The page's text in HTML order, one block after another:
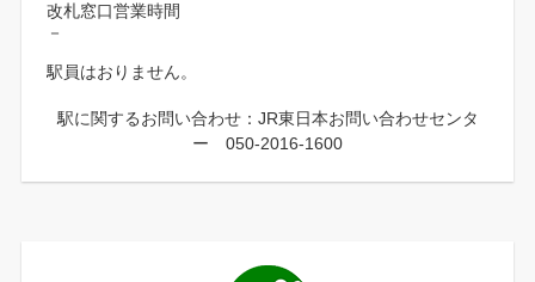
改札窓口営業時間
－
駅員はおりません。
駅に関するお問い合わせ：JR東日本お問い合わせセンタ
ー 050-2016-1600